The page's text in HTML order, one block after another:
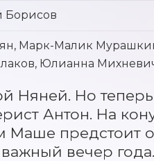
Борисов
Марк-Малик
Юлианна
Няней. Но
Антон. На
Маше предстоит
вечер года.